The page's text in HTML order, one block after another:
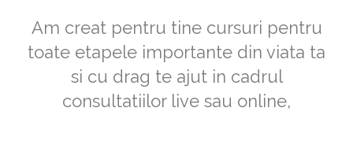
Am creat pentru tine cursuri pentru
toate etapele importante din viata ta
si cu drag te ajut in cadrul
consultatiilor live sau online,